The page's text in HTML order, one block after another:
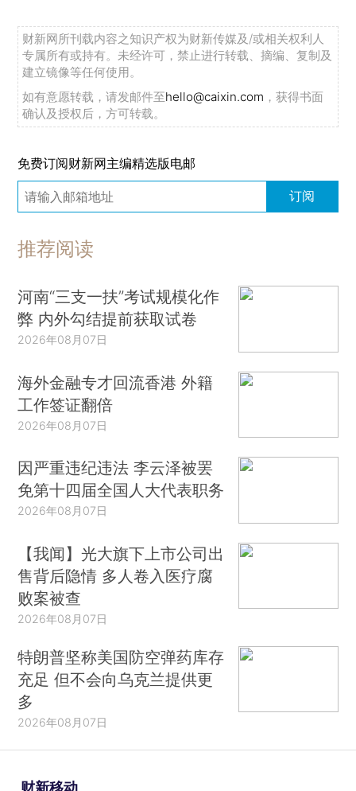
财新网所刊载内容之知识产权为财新传媒及/或相关权利人
专属所有或持有。未经许可，禁止进行转载、摘编、复制及
建立镜像等任何使用。
如有意愿转载，请发邮件至hello@caixin.com ，获得书面
确认及授权后，方可转载。
免费订阅财新网主编精选版电邮
订阅
推荐阅读
河南“三支一扶”考试规模化作
弊 内外勾结提前获取试卷
2026年08月07日
海外金融专才回流香港 外籍
工作签证翻倍
2026年08月07日
因严重违纪违法 李云泽被罢
免第十四届全国人大代表职务
2026年08月07日
【我闻】光大旗下上市公司出
售背后隐情 多人卷入医疗腐
败案被查
2026年08月07日
特朗普坚称美国防空弹药库存
充足 但不会向乌克兰提供更
多
2026年08月07日
财新移动